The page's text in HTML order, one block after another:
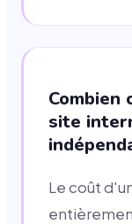
Combien
site
Le coût